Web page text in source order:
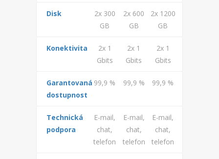
TECHNOLOGIE
PROVIZE A SLEVY
REFERENCE
VŠEOBECNÉ PODMÍNKY
Disk
2x 300
GB
2x 600
GB
2x 1200
GB
Konektivita
2x 1
Gbits
2x 1
Gbits
2x 1
Gbits
Garantovaná
dostupnost
99,9 % 99,9 % 99,9 %
Technická
podpora
E-mail,
chat,
telefon
E-mail,
chat,
telefon
E-mail,
chat,
telefon